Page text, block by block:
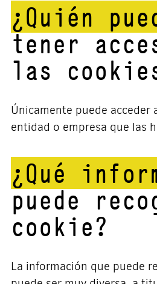
¿Quién
tener
las
Únicamente puede acceder
entidad o empresa que las
¿Qué
puede
cookie?
La información que puede